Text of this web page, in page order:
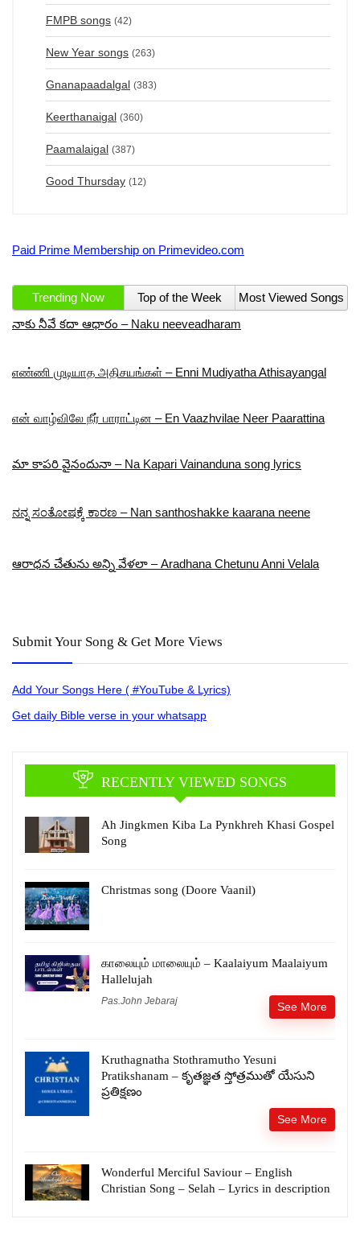
FMPB songs (42)
New Year songs (263)
Gnanapaadalgal (383)
Keerthanaigal (360)
Paamalaigal (387)
Good Thursday (12)
Paid Prime Membership on Primevideo.com
Trending Now Top of the Week
Most Viewed Songs
నాకు నీవే కదా ఆధారం – Naku neeveadharam
எண்ணி முடியாத அதிசயங்கள் – Enni Mudiyatha Athisayangal
என் வாழ்விலே நீர் பாராட்டின – En Vaazhvilae Neer Paarattina
మా కాపరి వైనందునా – Na Kapari Vainanduna song lyrics
ನನ್ನ ಸಂತೋಷಕ್ಕೆ ಕಾರಣ – Nan santhoshakke kaarana neene
ఆరాధన చేతును అన్ని వేళలా – Aradhana Chetunu Anni Velala
Submit Your Song & Get More Views
Add Your Songs Here ( #YouTube & Lyrics)
Get daily Bible verse in your whatsapp
RECENTLY VIEWED SONGS
Ah Jingkmen Kiba La Pynkhreh Khasi Gospel
Song
Christmas song (Doore Vaanil)
காலையும் மாலையும் – Kaalaiyum Maalaiyum
Hallelujah
Pas.John Jebaraj See More
Kruthagnatha Stothramutho Yesuni
Pratikshanam – కృతజ్ఞత స్తోత్రముతో యేసుని
ప్రతిక్షణం
See More
Wonderful Merciful Saviour – English
Christian Song – Selah – Lyrics in description